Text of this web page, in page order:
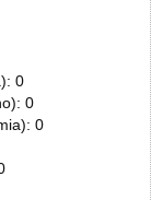
0
0
0